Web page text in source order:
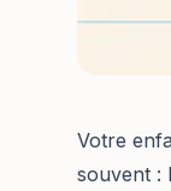
Votre
souvent :